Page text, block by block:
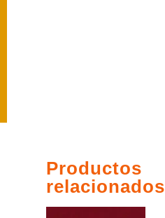
Productos
relacionados